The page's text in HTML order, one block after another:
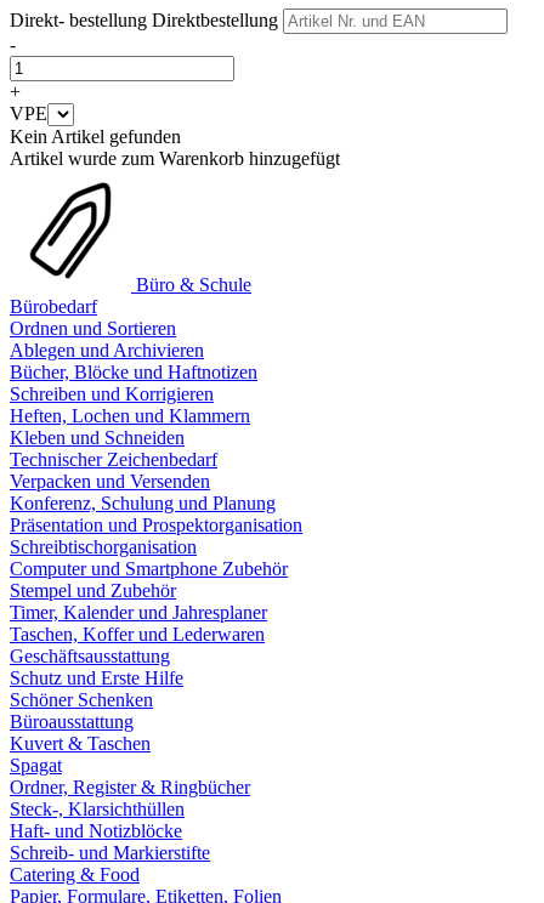
Direkt- bestellung Direktbestellung
-
+
VPE
Kein Artikel gefunden
Artikel wurde zum Warenkorb hinzugefügt
Büro & Schule
Bürobedarf
Ordnen und Sortieren
Ablegen und Archivieren
Bücher, Blöcke und Haftnotizen
Schreiben und Korrigieren
Heften, Lochen und Klammern
Kleben und Schneiden
Technischer Zeichenbedarf
Verpacken und Versenden
Konferenz, Schulung und Planung
Präsentation und Prospektorganisation
Schreibtischorganisation
Computer und Smartphone Zubehör
Stempel und Zubehör
Timer, Kalender und Jahresplaner
Taschen, Koffer und Lederwaren
Geschäftsausstattung
Schutz und Erste Hilfe
Schöner Schenken
Büroausstattung
Kuvert & Taschen
Spagat
Ordner, Register & Ringbücher
Steck-, Klarsichthüllen
Haft- und Notizblöcke
Schreib- und Markierstifte
Catering & Food
Papier, Formulare, Etiketten, Folien